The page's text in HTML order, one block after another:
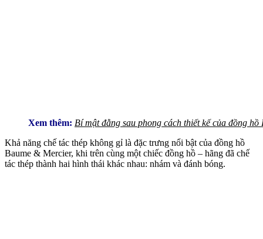
Xem thêm: Bí mật đằng sau phong cách thiết kế của đồng
Khả năng chế tác thép không gỉ là đặc trưng nổi bật của đồng hồ
Baume & Mercier, khi trên cùng một chiếc đồng hồ – hãng đã chế
tác thép thành hai hình thái khác nhau: nhám và đánh bóng.